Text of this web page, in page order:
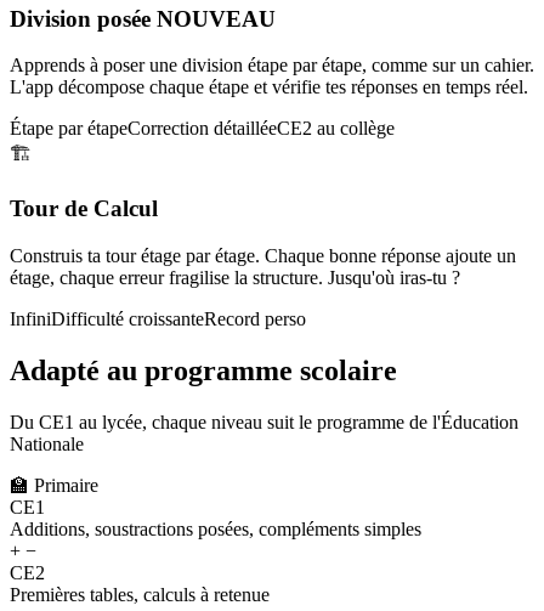
Division posée NOUVEAU
Apprends à poser une division étape par étape, comme sur un cahier.
L'app décompose chaque étape et vérifie tes réponses en temps réel.
Étape par étapeCorrection détailléeCE2 au collège
🏗️
Tour de Calcul
Construis ta tour étage par étage. Chaque bonne réponse ajoute un
étage, chaque erreur fragilise la structure. Jusqu'où iras-tu ?
InfiniDifficulté croissanteRecord perso
Adapté au programme scolaire
Du CE1 au lycée, chaque niveau suit le programme de l'Éducation
Nationale
🏫 Primaire
CE1
Additions, soustractions posées, compléments simples
+ −
CE2
Premières tables, calculs à retenue